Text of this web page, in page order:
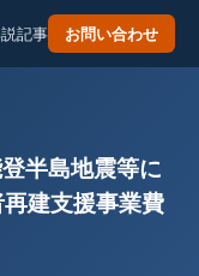
記事 お問い合わせ
半島地震等に
建支援事業費